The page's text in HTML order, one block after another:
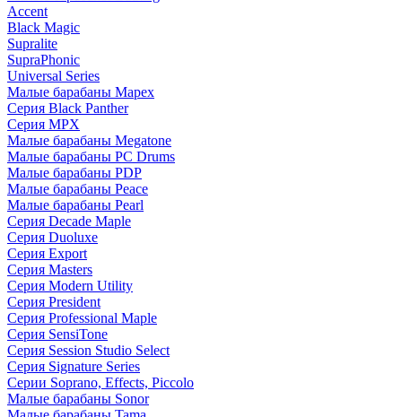
Accent
Black Magic
Supralite
SupraPhonic
Universal Series
Малые барабаны Mapex
Серия Black Panther
Серия MPX
Малые барабаны Megatone
Малые барабаны PC Drums
Малые барабаны PDP
Малые барабаны Peace
Малые барабаны Pearl
Серия Decade Maple
Серия Duoluxe
Серия Export
Серия Masters
Серия Modern Utility
Серия President
Серия Professional Maple
Серия SensiTone
Серия Session Studio Select
Серия Signature Series
Серии Soprano, Effects, Piccolo
Малые барабаны Sonor